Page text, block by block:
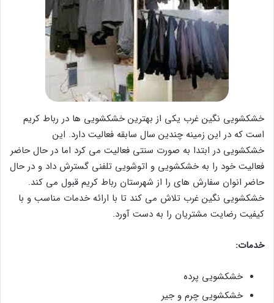
خشکشویی نگین غرب یکی از بهترین خشکشویی ها در رباط کریم
است که در این زمینه چندین سال سابقه فعالیت دارد. این
خشکشویی در ابتدا به صورت سنتی فعالیت می کرد اما در حال حاضر
فعالیت خود را به خشکشویی و اتوشویی تلفنی گسترش داد و در حال
حاضر انوان سفارش های را از شهرستان رباط کریم قبول می کند.
خشکشویی نگین غرب تلاش می کند تا با ارائه خدمات مناسب و با
کیفیت رضایت مشتریان را به دست آورد.
خدمات:
خشکشویی پرده
خشکشویی چرم و جیر